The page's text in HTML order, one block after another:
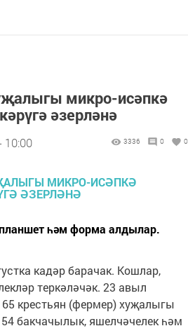
микро-исәпкә
әзерләнә
10:00 3336 0 0
һәм форма алдылар.
кадәр барачак. Кошлар,
теркәләчәк. 23 авыл
крестьян (фермер) хуҗалыгы
бакчачылык, яшелчәчелек һәм